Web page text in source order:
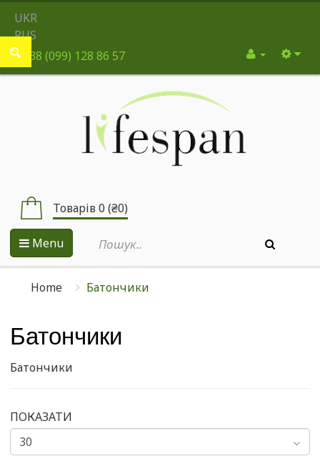
UKR
RUS
+38 (099) 128 86 57
Товарів 0 (₴0)
Menu
Home Батончики
Батончики
Батончики
ПОКАЗАТИ